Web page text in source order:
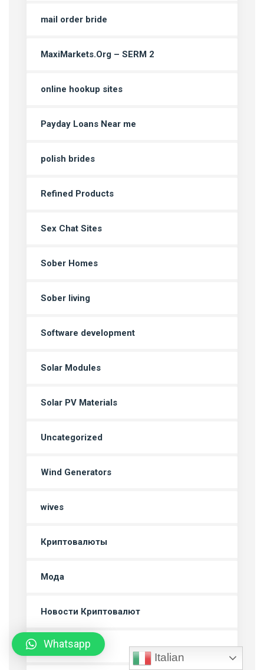
mail order bride
MaxiMarkets.Org – SERM 2
online hookup sites
Payday Loans Near me
polish brides
Refined Products
Sex Chat Sites
Sober Homes
Sober living
Software development
Solar Modules
Solar PV Materials
Uncategorized
Wind Generators
wives
Криптовалюты
Мода
Новости Криптовалют
Путешествия
Italian
Whatsapp